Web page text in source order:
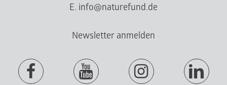
E. info@naturefund.de
Newsletter anmelden